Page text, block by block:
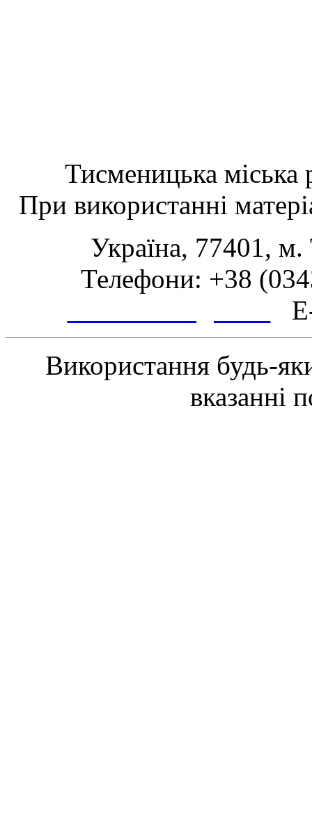
Тисменицька міська
При використанні
Україна, 77401,
Телефони: +38
Використання будь-
вказанні